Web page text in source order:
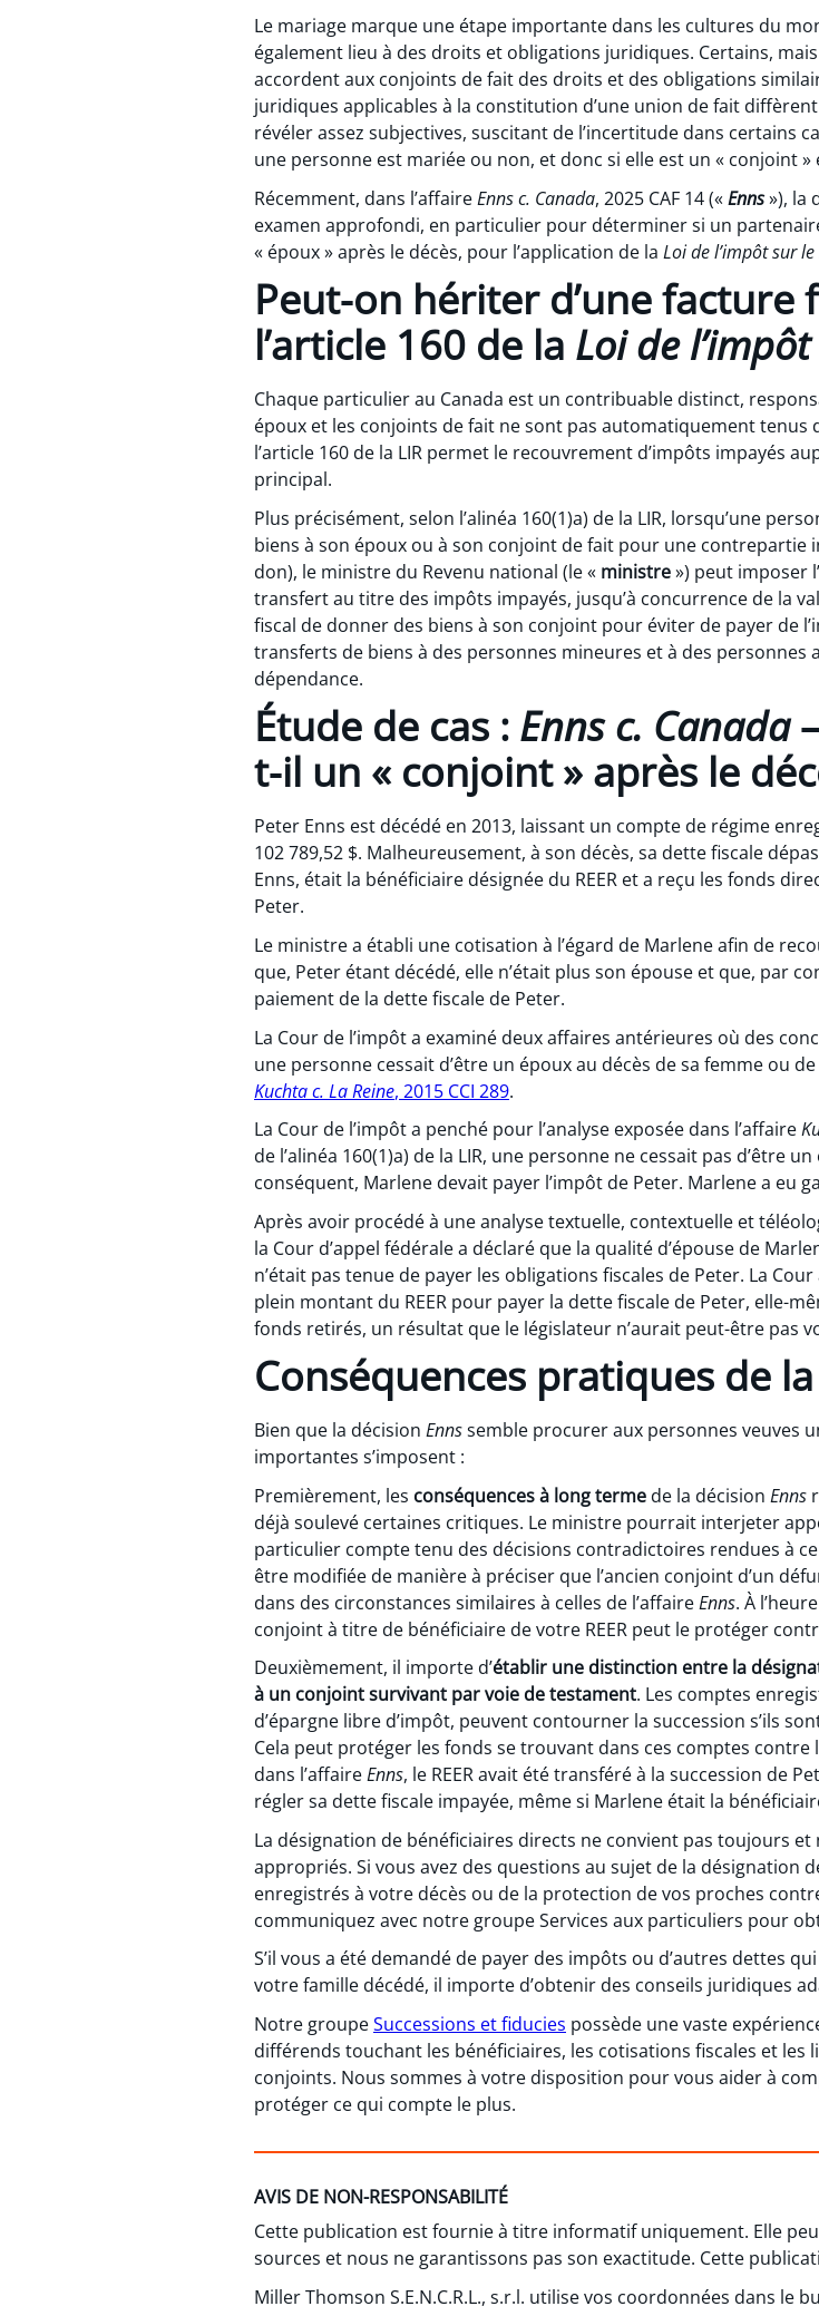
Le mariage marque une étape importante dans les cultures du
également lieu à des droits et obligations juridiques. Certains,
accordent aux conjoints de fait des droits et des obligations
juridiques applicables à la constitution d’une union de fait
révéler assez subjectives, suscitant de l’incertitude dans certains
une personne est mariée ou non, et donc si elle est un « conjoint »
Récemment, dans l’affaireEnns c. Canada, 2025 CAF 14 («Enns»), la
examen approfondi, en particulier pour déterminer si un
« époux » après le décès, pour l’application de la Loi de l’impôt sur
Peut-on hériter d’une facture
l’article 160 de la Loi de
Chaque particulier au Canada est un contribuable distinct,
époux et les conjoints de fait ne sont pas automatiquement tenus
l’article 160 de la LIR permet le recouvrement d’impôts impayés
principal.
Plus précisément, selon l’alinéa 160(1)a) de la LIR, lorsqu’une
biens à son époux ou à son conjoint de fait pour une contrepartie
don), le ministre du Revenu national (le « ministre») peut imposer
transfert au titre des impôts impayés, jusqu’à concurrence de la
fiscal de donner des biens à son conjoint pour éviter de payer de
transferts de biens à des personnes mineures et à des personnes
dépendance.
Étude de cas : Enns c. Canada
t-il un « conjoint » après le
Peter Enns est décédé en 2013, laissant un compte de régime
102 789,52 $. Malheureusement, à son décès, sa dette fiscale
Enns, était la bénéficiaire désignée du REER et a reçu les fonds
Peter.
Le ministre a établi une cotisation à l’égard de Marlene afin de
que, Peter étant décédé, elle n’était plus son épouse et que, par
paiement de la dette fiscale de Peter.
La Cour de l’impôt a examiné deux affaires antérieures où des
une personne cessait d’être un époux au décès de sa femme ou
Kuchta c. La Reine, 2015 CCI 289.
La Cour de l’impôt a penché pour l’analyse exposée dans l’affaire
de l’alinéa 160(1)a) de la LIR, une personne ne cessait pas d’être
conséquent, Marlene devait payer l’impôt de Peter. Marlene a eu
Après avoir procédé à une analyse textuelle, contextuelle et
la Cour d’appel fédérale a déclaré que la qualité d’épouse de
n’était pas tenue de payer les obligations fiscales de Peter. La
plein montant du REER pour payer la dette fiscale de Peter, elle-
fonds retirés, un résultat que le législateur n’aurait peut-être pas
Conséquences pratiques de
Bien que la décision Ennssemble procurer aux personnes veuves
importantes s’imposent :
Premièrement, les conséquences à long terme de la décision Enns
déjà soulevé certaines critiques. Le ministre pourrait interjeter
particulier compte tenu des décisions contradictoires rendues à
être modifiée de manière à préciser que l’ancien conjoint d’un
dans des circonstances similaires à celles de l’affaireEnns. À
conjoint à titre de bénéficiaire de votre REER peut le protéger
Deuxièmement, il importe d’établir une distinction entre la
à un conjoint survivant par voie de testament. Les comptes
d’épargne libre d’impôt, peuvent contourner la succession s’ils
Cela peut protéger les fonds se trouvant dans ces comptes contre
dans l’affaireEnns, le REER avait été transféré à la succession de
régler sa dette fiscale impayée, même si Marlene était la
La désignation de bénéficiaires directs ne convient pas toujours et
appropriés. Si vous avez des questions au sujet de la désignation
enregistrés à votre décès ou de la protection de vos proches
communiquez avec notre groupe Services aux particuliers pour
S’il vous a été demandé de payer des impôts ou d’autres dettes
votre famille décédé, il importe d’obtenir des conseils juridiques
Notre groupeSuccessions et fiducies possède une vaste
différends touchant les bénéficiaires, les cotisations fiscales et
conjoints. Nous sommes à votre disposition pour vous aider à
protéger ce qui compte le plus.
AVIS DE NON-RESPONSABILITÉ
Cette publication est fournie à titre informatif uniquement. Elle
sources et nous ne garantissons pas son exactitude. Cette
Miller Thomson S.E.N.C.R.L., s.r.l. utilise vos coordonnées dans le